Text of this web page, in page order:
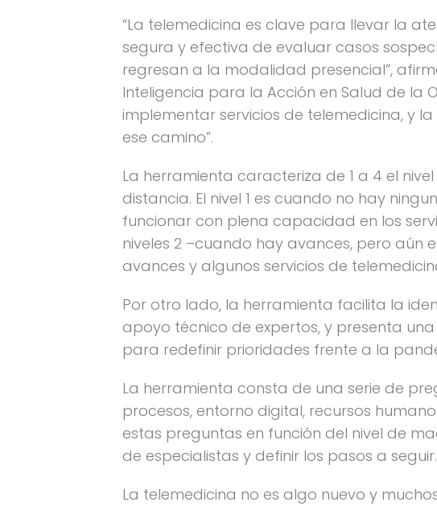
“La telemedicina es clave para llevar la
segura y efectiva de evaluar casos
regresan a la modalidad presencial”,
Inteligencia para la Acción en Salud de la
implementar servicios de telemedicina, y
ese camino”.
La herramienta caracteriza de 1 a 4 el
distancia. El nivel 1 es cuando no hay
funcionar con plena capacidad en los
niveles 2 –cuando hay avances, pero aún
avances y algunos servicios de
Por otro lado, la herramienta facilita la
apoyo técnico de expertos, y presenta
para redefinir prioridades frente a la
La herramienta consta de una serie de
procesos, entorno digital, recursos
estas preguntas en función del nivel de
de especialistas y definir los pasos a seguir.
La telemedicina no es algo nuevo y